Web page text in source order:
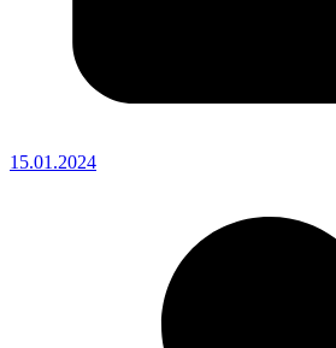
15.01.2024